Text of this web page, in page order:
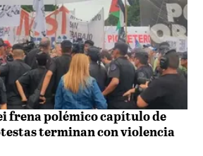
frena polémico capítulo de
terminan con violencia